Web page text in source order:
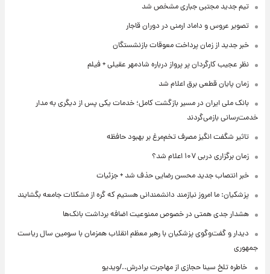
تیم جدید مجتبی جباری مشخص شد
تصویر عروس و داماد ارمنی در دوران قاجار
خبر جدید از زمان پرداخت معوقات بازنشستگان
نظر عجیب کارگردان پر پرواز درباره شادمهر عقیلی + فیلم
زمان پایان قطعی برق اعلام شد
بانک ملی ایران در مسیر بازگشت کامل؛ خدمات یکی پس از دیگری به مدار
خدمت‌رسانی بازمی‌گردند
تاثیر شگفت انگیز مصرف تخم‌مرغ بر بهبود حافظه
زمان برگزاری دربی ۱۰۷ اعلام شد؟
خبر انتصاب جدید محسن رضایی حذف شد + جزئیات
پزشکیان: ما امروز نیازمند دانشمندانی هستیم که گره از مشکلات جامعه بگشایند
هشدار جدی همتی در خصوص ممنوعیت اضافه ‌برداشت بانک‌ها
دیدار و گفت‌وگوی پزشکیان با رهبر معظم انقلاب همزمان با سومین سال ریاست
جمهوری
⁨ خاطره تلخ سینا حجازی از مهاجرت برادرش../ویدیو